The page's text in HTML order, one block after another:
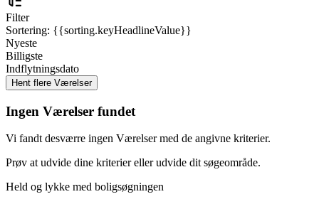
Filter
Sortering: {{sorting.keyHeadlineValue}}
Nyeste
Billigste
Indflytningsdato
Ingen Værelser fundet
Vi fandt desværre ingen Værelser med de angivne kriterier.
Prøv at udvide dine kriterier eller udvide dit søgeområde.
Held og lykke med boligsøgningen